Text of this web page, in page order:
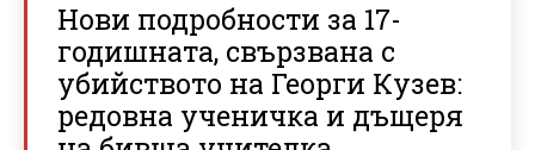
Нови подробности за 17-
годишната, свързвана с
убийството на Георги Кузев:
редовна ученичка и дъщеря